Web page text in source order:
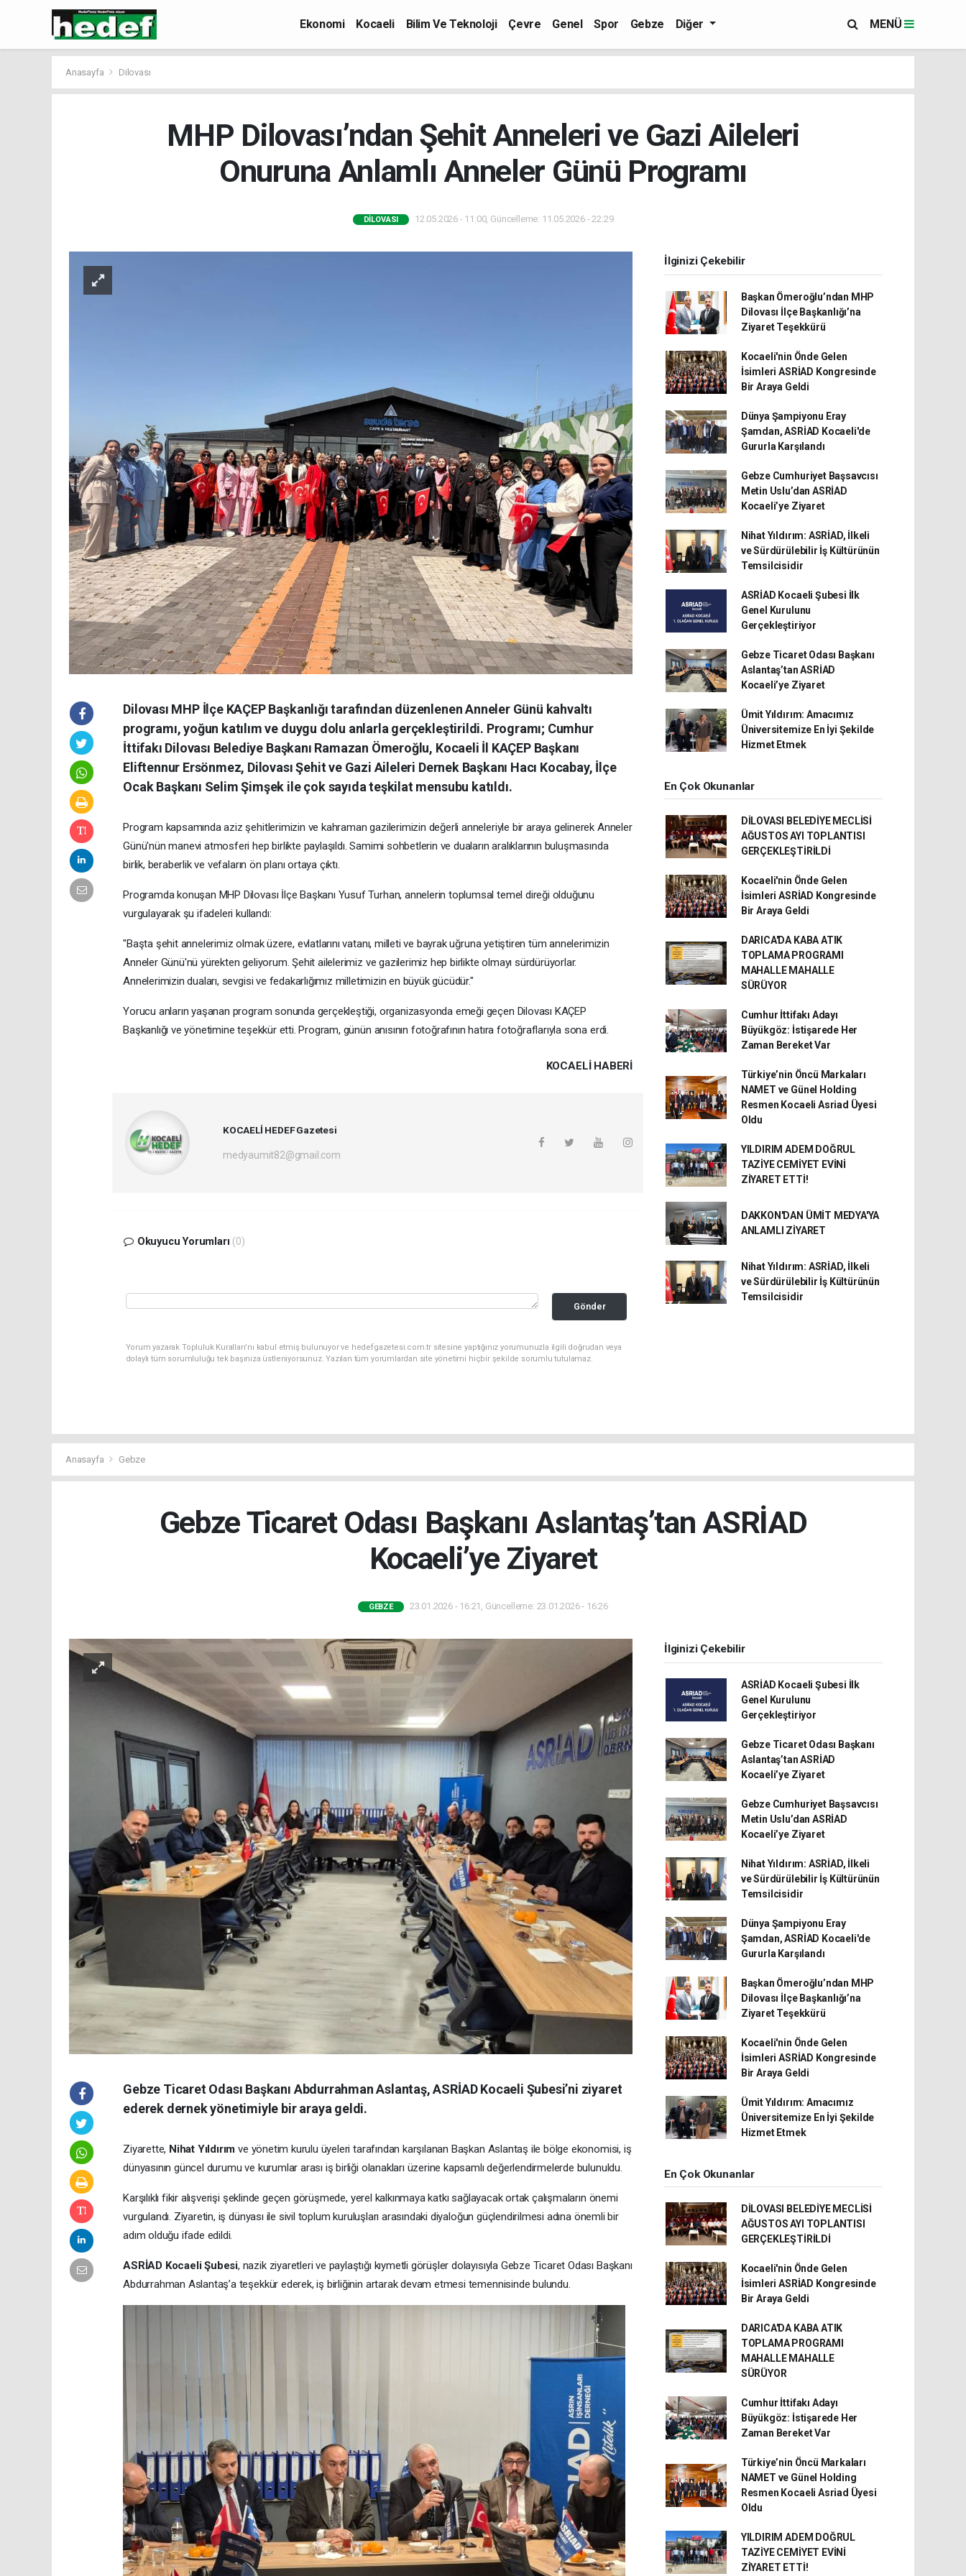
Ekonomi Kocaeli Bilim Ve Teknoloji Çevre Genel Spor Gebze Diğer MENÜ
Anasayfa Dilovası
MHP Dilovası’ndan Şehit Anneleri ve Gazi Aileleri
Onuruna Anlamlı Anneler Günü Programı
DILOVASI 12.05.2026 - 11:00, Güncelleme: 11.05.2026 - 22:29
Dilovası MHP İlçe KAÇEP Başkanlığı tarafından düzenlenen Anneler Günü kahvaltı
programı, yoğun katılım ve duygu dolu anlarla gerçekleştirildi. Programı; Cumhur
İttifakı Dilovası Belediye Başkanı Ramazan Ömeroğlu, Kocaeli İl KAÇEP Başkanı
Eliftennur Ersönmez, Dilovası Şehit ve Gazi Aileleri Dernek Başkanı Hacı Kocabay, İlçe
Ocak Başkanı Selim Şimşek ile çok sayıda teşkilat mensubu katıldı.
Program kapsamında aziz şehitlerimizin ve kahraman gazilerimizin değerli anneleriyle bir araya gelinerek Anneler
Günü'nün manevi atmosferi hep birlikte paylaşıldı. Samimi sohbetlerin ve duaların aralıklarının buluşmasında
birlik, beraberlik ve vefaların ön planı ortaya çıktı.
Programda konuşan MHP Dilovası İlçe Başkanı Yusuf Turhan, annelerin toplumsal temel direği olduğunu
vurgulayarak şu ifadeleri kullandı:
"Başta şehit annelerimiz olmak üzere, evlatlarını vatanı, milleti ve bayrak uğruna yetiştiren tüm annelerimizin
Anneler Günü'nü yürekten geliyorum. Şehit ailelerimiz ve gazilerimiz hep birlikte olmayı sürdürüyorlar.
Annelerimizin duaları, sevgisi ve fedakarlığımız milletimizin en büyük gücüdür."
Yorucu anların yaşanan program sonunda gerçekleştiği, organizasyonda emeği geçen Dilovası KAÇEP
Başkanlığı ve yönetimine teşekkür etti. Program, günün anısının fotoğrafının hatıra fotoğraflarıyla sona erdi.
KOCAELI HABERİ
KOCAELİ HEDEF Gazetesi
medyaumit82@gmail.com
Okuyucu Yorumları (0)
Gönder
Yorum yazarak Topluluk Kuralları’nı kabul etmiş bulunuyor ve hedefgazetesi.com.tr sitesine yaptığınız yorumunuzla ilgili doğrudan veya
dolaylı tüm sorumluluğu tek başınıza üstleniyorsunuz. Yazılan tüm yorumlardan site yönetimi hiçbir şekilde sorumlu tutulamaz.
İlginizi Çekebilir
Başkan Ömeroğlu’ndan MHP
Dilovası İlçe Başkanlığı’na
Ziyaret Teşekkürü
Kocaeli'nin Önde Gelen
İsimleri ASRİAD Kongresinde
Bir Araya Geldi
Dünya Şampiyonu Eray
Şamdan, ASRİAD Kocaeli'de
Gururla Karşılandı
Gebze Cumhuriyet Başsavcısı
Metin Uslu’dan ASRİAD
Kocaeli’ye Ziyaret
Nihat Yıldırım: ASRİAD, İlkeli
ve Sürdürülebilir İş Kültürünün
Temsilcisidir
ASRİAD Kocaeli Şubesi İlk
Genel Kurulunu
Gerçekleştiriyor
Gebze Ticaret Odası Başkanı
Aslantaş’tan ASRİAD
Kocaeli’ye Ziyaret
Ümit Yıldırım: Amacımız
Üniversitemize En İyi Şekilde
Hizmet Etmek
En Çok Okunanlar
DİLOVASI BELEDİYE MECLİSİ
AĞUSTOS AYI TOPLANTISI
GERÇEKLEŞTİRİLDİ
Kocaeli'nin Önde Gelen
İsimleri ASRİAD Kongresinde
Bir Araya Geldi
DARICA'DA KABA ATIK
TOPLAMA PROGRAMI
MAHALLE MAHALLE
SÜRÜYOR
Cumhur İttifakı Adayı
Büyükgöz: İstişarede Her
Zaman Bereket Var
Türkiye’nin Öncü Markaları
NAMET ve Günel Holding
Resmen Kocaeli Asriad Üyesi
Oldu
YILDIRIM ADEM DOĞRUL
TAZİYE CEMİYET EVİNİ
ZİYARET ETTİ!
DAKKON'DAN ÜMİT MEDYA'YA
ANLAMLI ZİYARET
Nihat Yıldırım: ASRİAD, İlkeli
ve Sürdürülebilir İş Kültürünün
Temsilcisidir
Anasayfa Gebze
Gebze Ticaret Odası Başkanı Aslantaş’tan ASRİAD
Kocaeli’ye Ziyaret
GEBZE 23.01.2026 - 16:21, Güncelleme: 23.01.2026 - 16:26
Gebze Ticaret Odası Başkanı Abdurrahman Aslantaş, ASRİAD Kocaeli Şubesi’ni ziyaret
ederek dernek yönetimiyle bir araya geldi.
Ziyarette, Nihat Yıldırım ve yönetim kurulu üyeleri tarafından karşılanan Başkan Aslantaş ile bölge ekonomisi, iş
dünyasının güncel durumu ve kurumlar arası iş birliği olanakları üzerine kapsamlı değerlendirmelerde bulunuldu.
Karşılıklı fikir alışverişi şeklinde geçen görüşmede, yerel kalkınmaya katkı sağlayacak ortak çalışmaların önemi
vurgulandı. Ziyaretin, iş dünyası ile sivil toplum kuruluşları arasındaki diyaloğun güçlendirilmesi adına önemli bir
adım olduğu ifade edildi.
ASRİAD Kocaeli Şubesi, nazik ziyaretleri ve paylaştığı kıymetli görüşler dolayısıyla Gebze Ticaret Odası Başkanı
Abdurrahman Aslantaş’a teşekkür ederek, iş birliğinin artarak devam etmesi temennisinde bulundu.
İlginizi Çekebilir
ASRİAD Kocaeli Şubesi İlk
Genel Kurulunu
Gerçekleştiriyor
Gebze Ticaret Odası Başkanı
Aslantaş’tan ASRİAD
Kocaeli’ye Ziyaret
Gebze Cumhuriyet Başsavcısı
Metin Uslu’dan ASRİAD
Kocaeli’ye Ziyaret
Nihat Yıldırım: ASRİAD, İlkeli
ve Sürdürülebilir İş Kültürünün
Temsilcisidir
Dünya Şampiyonu Eray
Şamdan, ASRİAD Kocaeli'de
Gururla Karşılandı
Başkan Ömeroğlu’ndan MHP
Dilovası İlçe Başkanlığı’na
Ziyaret Teşekkürü
Kocaeli'nin Önde Gelen
İsimleri ASRİAD Kongresinde
Bir Araya Geldi
Ümit Yıldırım: Amacımız
Üniversitemize En İyi Şekilde
Hizmet Etmek
En Çok Okunanlar
DİLOVASI BELEDİYE MECLİSİ
AĞUSTOS AYI TOPLANTISI
GERÇEKLEŞTİRİLDİ
Kocaeli'nin Önde Gelen
İsimleri ASRİAD Kongresinde
Bir Araya Geldi
DARICA'DA KABA ATIK
TOPLAMA PROGRAMI
MAHALLE MAHALLE
SÜRÜYOR
Cumhur İttifakı Adayı
Büyükgöz: İstişarede Her
Zaman Bereket Var
Türkiye’nin Öncü Markaları
NAMET ve Günel Holding
Resmen Kocaeli Asriad Üyesi
Oldu
YILDIRIM ADEM DOĞRUL
TAZİYE CEMİYET EVİNİ
ZİYARET ETTİ!